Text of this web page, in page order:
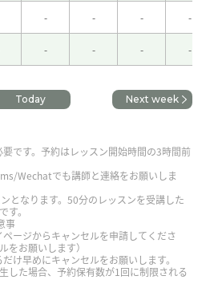
我会继续努力。( 女性 )
～。
くださってありがとうござい
友会直接走进稻田，徒手抓
。( 50代 男性 )
- - - -
- - - -
Today Next week
です。予約はレッスン開始時間の3時間前
Wechatでも講師と連絡をお願いしま
となります。50分のレッスンを受講した
す。
事
ージからキャンセルを申請してくださ
をお願いします）
け早めにキャンセルをお願いします。
した場合、予約保有数が1回に制限される